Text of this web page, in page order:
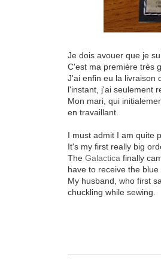
Je dois avouer que je
C'est ma première très
J'ai enfin eu la livraison
l'instant, j'ai seulement
Mon mari, qui
en travaillant.
I must admit I am quite
It's my first really big
The Galactica finally
have to receive the
My husband, who first
chuckling while sewing.